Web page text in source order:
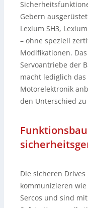
Gebern
Lexium SH3,
– ohne speziell
Modifikationen.
Servoantriebe der
macht lediglich
Motorelektronik
den Unterschied
Die sicheren
kommunizieren
Sercos und sind